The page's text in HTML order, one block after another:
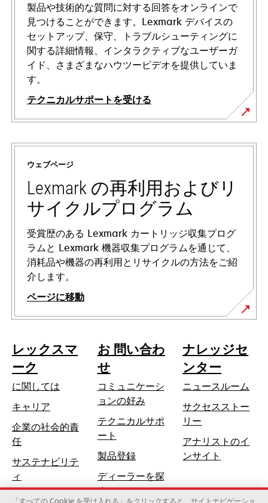
製品や技術的な質問に対する回答をオンラインで
見つけることができます。Lexmark デバイスの
セットアップ、保守、トラブルシューティングに
関する詳細情報、インタラクティブなユーザーガ
イド、さまざまなハウツービデオを提供していま
す。
テクニカルサポートを受ける
新
し
ウェブページ
Lexmark の再利用およびリ
サイクルプログラム
受賞歴のある Lexmark カートリッジ収集プログ
ラムと Lexmark 機器収集プログラムを通じて、
消耗品や機器の再利用とリサイクルの方法をご紹
介します。
ページに移動
レックスマ
ーク
に関しては
キャリア
企業の社会的責
任新
い
タ
ブ
サステナビリテ
ィ
お 問い合わ
せ
コミュニケーシ
ョンの好み
テクニカルサポ
ート
し
い
タ
ブ
製品登録
ディーラーを探
す
ナレッジセ
ンター
ニュースルーム
サクセスストー
リー
アナリストのイ
ンサイト
「すべての Cookie を受け入れる」をクリックすると、サイトナビゲーショ